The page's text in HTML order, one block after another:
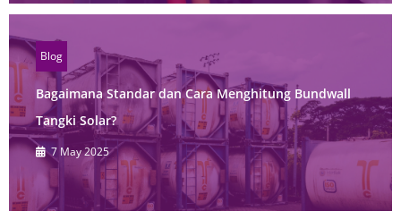
Blog
Bagaimana Standar dan Cara Menghitung Bundwall
Tangki Solar?
7 May 2025